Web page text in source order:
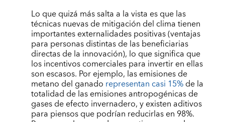
Lo que quizá más salta a la vista es que las
técnicas nuevas de mitigación del clima tienen
importantes externalidades positivas (ventajas
para personas distintas de las beneficiarias
directas de la innovación), lo que significa que
los incentivos comerciales para invertir en ellas
son escasos. Por ejemplo, las emisiones de
metano del ganado representan casi 15%de la
totalidad de las emisiones antropogénicas de
gases de efecto invernadero, y existen aditivos
para piensos que podrían reducirlas en 98%.